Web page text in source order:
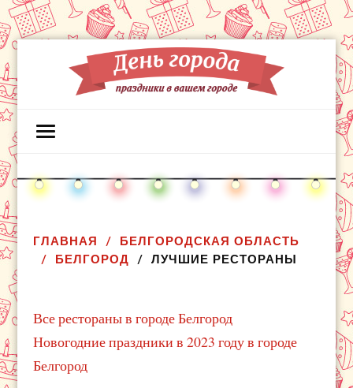
ГЛАВНАЯ
БЕЛГОРОДСКАЯ ОБЛАСТЬ
БЕЛГОРОД
ЛУЧШИЕ РЕСТОРАНЫ
Все рестораны в городе Белгород
Новогодние праздники в 2023 году в городе
Белгород